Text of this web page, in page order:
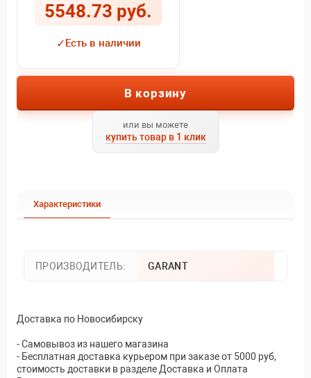
5548.73 руб.
✓Есть в наличии
В корзину
или вы можете
купить товар в 1 клик
Характеристики
ПРОИЗВОДИТЕЛЬ: GARANT
Доставка по Новосибирску
- Самовывоз из нашего магазина
- Бесплатная доставка курьером при заказе от 5000 руб,
стоимость доставки в разделе Доставка и Оплата